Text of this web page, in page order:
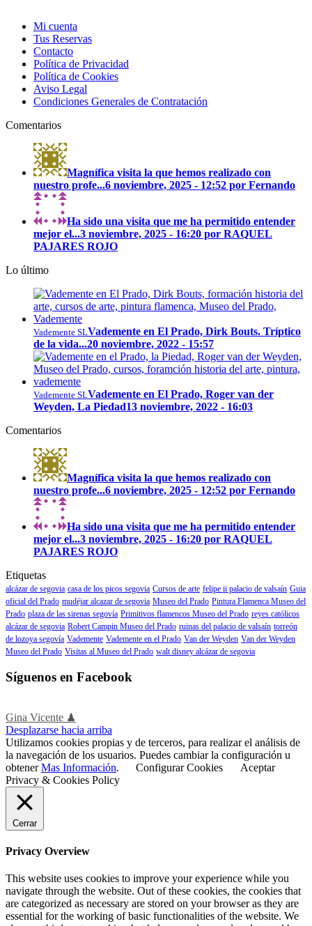
Mi cuenta
Tus Reservas
Contacto
Política de Privacidad
Política de Cookies
Aviso Legal
Condiciones Generales de Contratación
Comentarios
Magnífica visita la que hemos realizado con
nuestro profe...6 noviembre, 2025 - 12:52 por Fernando
Ha sido una visita que me ha permitido entender
mejor el...3 noviembre, 2025 - 16:20 por RAQUEL
PAJARES ROJO
Lo último
Vademente SLVademente en El Prado, Dirk Bouts. Tríptico
de la vida...20 noviembre, 2022 - 15:57
Vademente SLVademente en El Prado, Roger van der
Weyden, La Piedad13 noviembre, 2022 - 16:03
Comentarios
Magnífica visita la que hemos realizado con
nuestro profe...6 noviembre, 2025 - 12:52 por Fernando
Ha sido una visita que me ha permitido entender
mejor el...3 noviembre, 2025 - 16:20 por RAQUEL
PAJARES ROJO
Etiquetas
alcázar de segovia casa de los picos segovia Cursos de arte felipe ii palacio de valsaín Guia
oficial del Prado mudéjar alcazar de segovia Museo del Prado Pintura Flamenca Museo del
Prado plaza de las sirenas segovía Primitivos flamencos Museo del Prado reyes católicos
alcázar de segovia Robert Campin Museo del Prado ruinas del palacio de valsaín torreón
de lozoya segovía Vademente Vademente en el Prado Van der Weyden Van der Weyden
Museo del Prado Visitas al Museo del Prado walt disney alcázar de segovia
Síguenos en Facebook
Gina Vicente ♟
Desplazarse hacia arriba
Utilizamos cookies propias y de terceros, para realizar el análisis de
la navegación de los usuarios. Puedes cambiar la configuración u
obtenerMas Información. Configurar Cookies
Aceptar
Privacy & Cookies Policy
Cerrar
Privacy Overview
This website uses cookies to improve your experience while you
navigate through the website. Out of these cookies, the cookies that
are categorized as necessary are stored on your browser as they are
essential for the working of basic functionalities of the website. We